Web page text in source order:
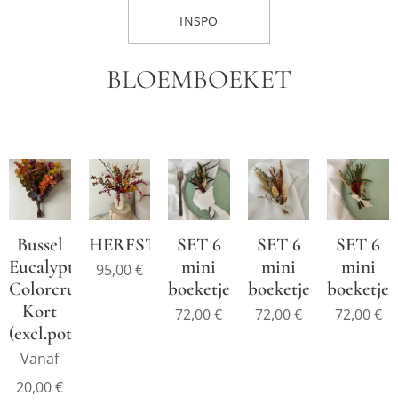
INSPO
BLOEMBOEKET
Bussel
Eucalyptus
Colorcrush
Kort
(excl.pot)
Vanaf
20,00€
HERFSTBOEKET
95,00€
SET 6
mini
boeketjes
72,00€
SET 6
mini
boeketjes
72,00€
SET 6
mini
boeketjes
72,00€